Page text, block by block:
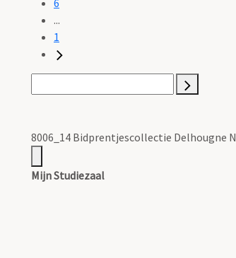
6
...
1
8006_14 Bidprentjescollectie Delhougne N
Mijn Studiezaal